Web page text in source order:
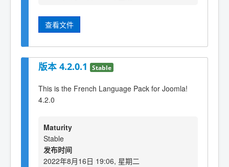
查看文件
版本 4.2.0.1 Stable
This is the French Language Pack for Joomla!
4.2.0
Maturity
Stable
发布时间
2022年8月16日 19:06, 星期二